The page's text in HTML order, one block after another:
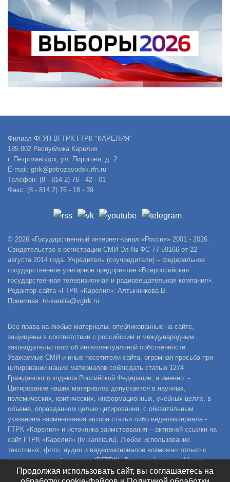
Филиал ФГУП ВГТРК ГТРК "КАРЕЛИЯ"
185 002 Республика Карелия
г. Петрозаводск, ул. Пирогова, д. 2
E-mail: gtrk@petrozavodsk.rfn.ru
Телефон: (8 - 814 2) 76 - 42 - 01
Факс: (8 - 814 2) 76 - 18 - 39
© 2026 «Государственный интернет-канал «Россия» 2001 - 2026.
Свидетельство о регистрации СМИ Эл № ФС 77-59166 от 22
августа 2014 года. Учредитель (соучредители) – федеральное
государственное унитарное предприятие «Всероссийская
государственная телевизионная и радиовещательная компания».
Редактор сайта «ГТРК «Карелия»: Алтынникова В.
Приемная: tv-karelia@vgtrk.ru
Все права на любые материалы, опубликованные на сайте,
защищены в соответствии с российским и международным
законодательством об интеллектуальной собственности.
Уважаемые СМИ и иные посетители сайта, огромная просьба при
цитировании наших материалов соблюдать статью 1274
Гражданского кодекса Российской Федерации, а именно: -
Цитирование наших материалов допускается в научных,
полемических, критических, информационных, учебных целях, в
объеме, оправданном целью цитирования, с обязательным
указанием наименования автора статьи либо видеоматериала -
ГТРК «Карелия» и источника заимствования – активной ссылки на
сайт ГТРК «Карелия» (tv-karelia.ru). Любое использование
текстовых, фото, аудио и видеоматериалов возможно только с
согласия правообладателя (ВГТРК). Для детей старше 16 лет.
Продолжая использовать сайт, вы соглашаетесь на